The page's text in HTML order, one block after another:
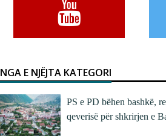
NGA E NJËJTA KATEGORI
PS e PD bëhen bashkë,
qeverisë për shkrirjen e